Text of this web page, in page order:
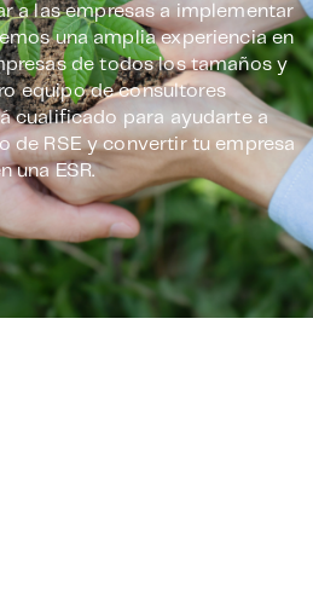
a las empresas a implementar
una amplia experiencia en
de todos los tamaños y
equipo de consultores
cualificado para ayudarte a
de RSE y convertir tu empresa
una ESR.